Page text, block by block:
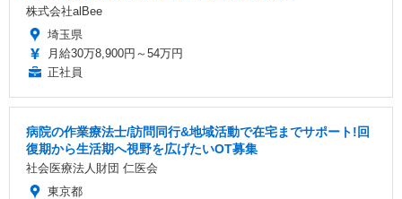
株式会社alBee
埼玉県
月給30万8,900円～54万円
正社員
病院の作業療法士/訪問同行&地域活動で在宅までサポート!回
復期から生活期へ視野を広げたいOT募集
社会医療法人財団 仁医会
東京都